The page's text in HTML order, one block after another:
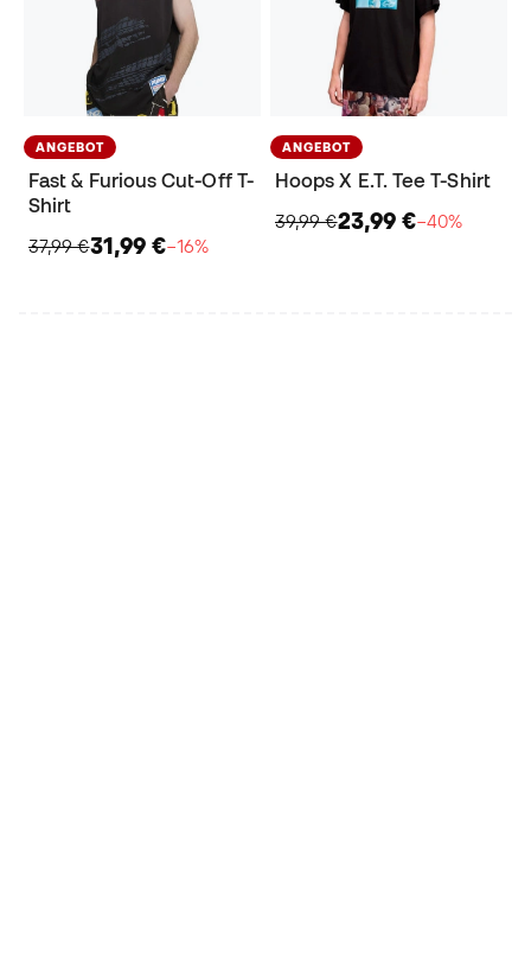
ANGEBOT
Fast & Furious Cut-Off T-
Shirt
37,99 €31,99 €−16%
ANGEBOT
Hoops X E.T. Tee T-Shirt
39,99 €23,99 €−40%